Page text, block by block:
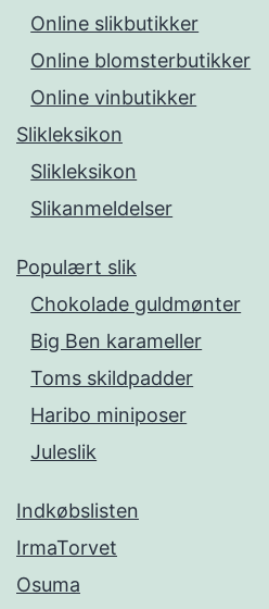
Online slikbutikker
Online blomsterbutikker
Online vinbutikker
Slikleksikon
Slikleksikon
Slikanmeldelser
Populært slik
Chokolade guldmønter
Big Ben karameller
Toms skildpadder
Haribo miniposer
Juleslik
Indkøbslisten
IrmaTorvet
Osuma